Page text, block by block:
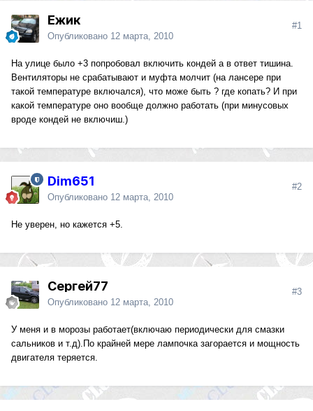
Ежик
Опубликовано 12 марта, 2010
#1
На улице было +3 попробовал включить кондей а в ответ тишина.
Вентиляторы не срабатывают и муфта молчит (на лансере при
такой температуре включался), что може быть ? где копать? И при
какой температуре оно вообще должно работать (при минусовых
вроде кондей не включиш.)
Dim651
Опубликовано 12 марта, 2010
#2
Не уверен, но кажется +5.
Сергей77
Опубликовано 12 марта, 2010
#3
У меня и в морозы работает(включаю периодически для смазки
сальников и т.д).По крайней мере лампочка загорается и мощность
двигателя теряется.